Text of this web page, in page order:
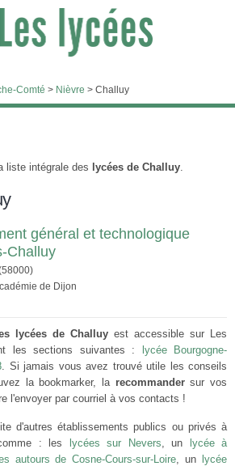
Comté > Nièvre > Challuy
liste intégrale des lycées de Challuy.
général et technologique
Challuy
de Dijon
lycées de Challuy est accessible sur Les
les sections suivantes :
lycée Bourgogne-
. Si jamais vous avez trouvé utile les conseils
la bookmarker, la recommandersur vos
l'envoyer par courriel à vos contacts !
d'autres établissements publics ou privés à
: les lycées sur Nevers, un
lycée à
autours de Cosne-Cours-sur-Loire, un
lycée